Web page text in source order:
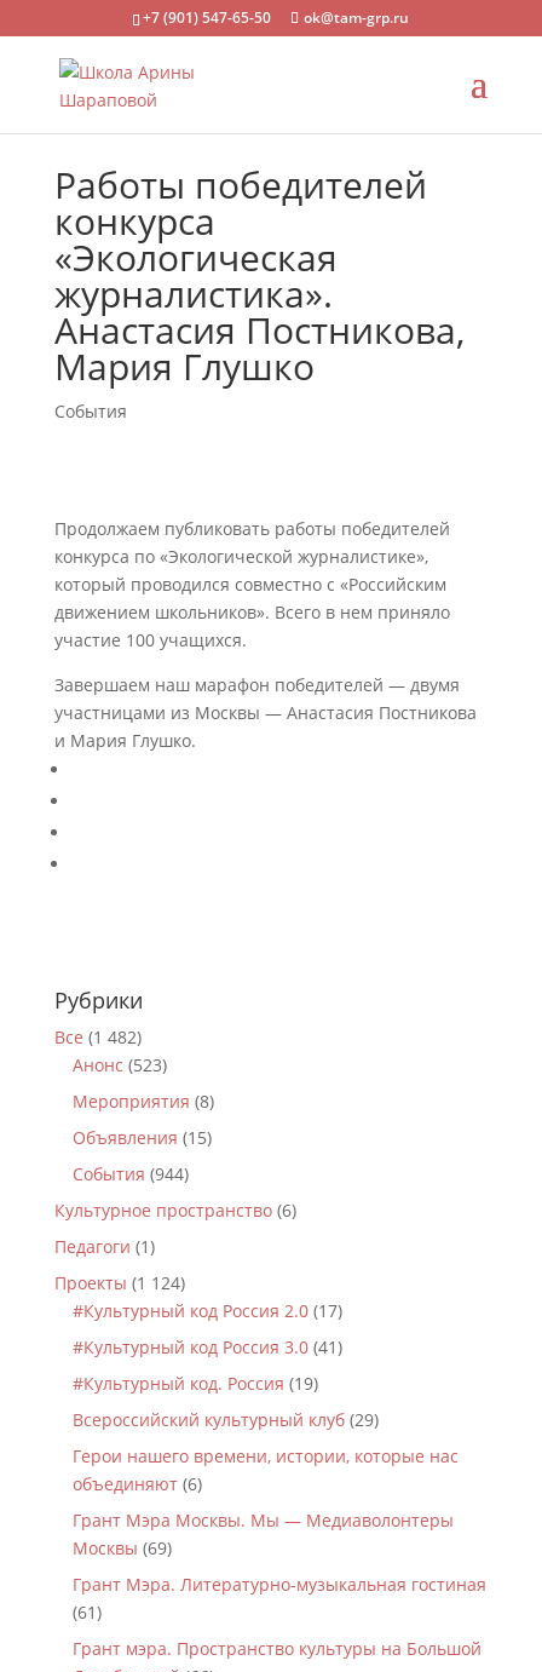
+7 (901) 547-65-50 ok@tam-grp.ru
Работы победителей
конкурса
«Экологическая
журналистика».
Анастасия Постникова,
Мария Глушко
События
Продолжаем публиковать работы победителей
конкурса по «Экологической журналистике»,
который проводился совместно с «Российским
движением школьников». Всего в нем приняло
участие 100 учащихся.
Завершаем наш марафон победителей — двумя
участницами из Москвы — Анастасия Постникова
и Мария Глушко.
Рубрики
Все (1 482)
Анонс (523)
Мероприятия (8)
Объявления (15)
События (944)
Культурное пространство(6)
Педагоги (1)
Проекты (1 124)
#Культурный код Россия 2.0(17)
#Культурный код Россия 3.0(41)
#Культурный код. Россия (19)
Всероссийский культурный клуб(29)
Герои нашего времени, истории, которые нас
объединяют(6)
Грант Мэра Москвы. Мы — Медиаволонтеры
Москвы (69)
Грант Мэра. Литературно-музыкальная гостиная
(61)
Грант мэра. Пространство культуры на Большой